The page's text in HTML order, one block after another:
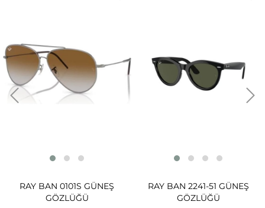
RAY BAN 0101S GÜNEŞ
GÖZLÜĞÜ
RAY BAN 2241-51 GÜNEŞ
GÖZLÜĞÜ